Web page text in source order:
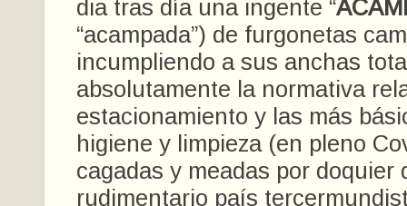
dia tras día una ingente “
“acampada”) de furgonetas
incumpliendo a sus anchas
absolutamente la normativa
estacionamiento y las más
higiene y limpieza (en pleno
cagadas y meadas por doquier
rudimentario país